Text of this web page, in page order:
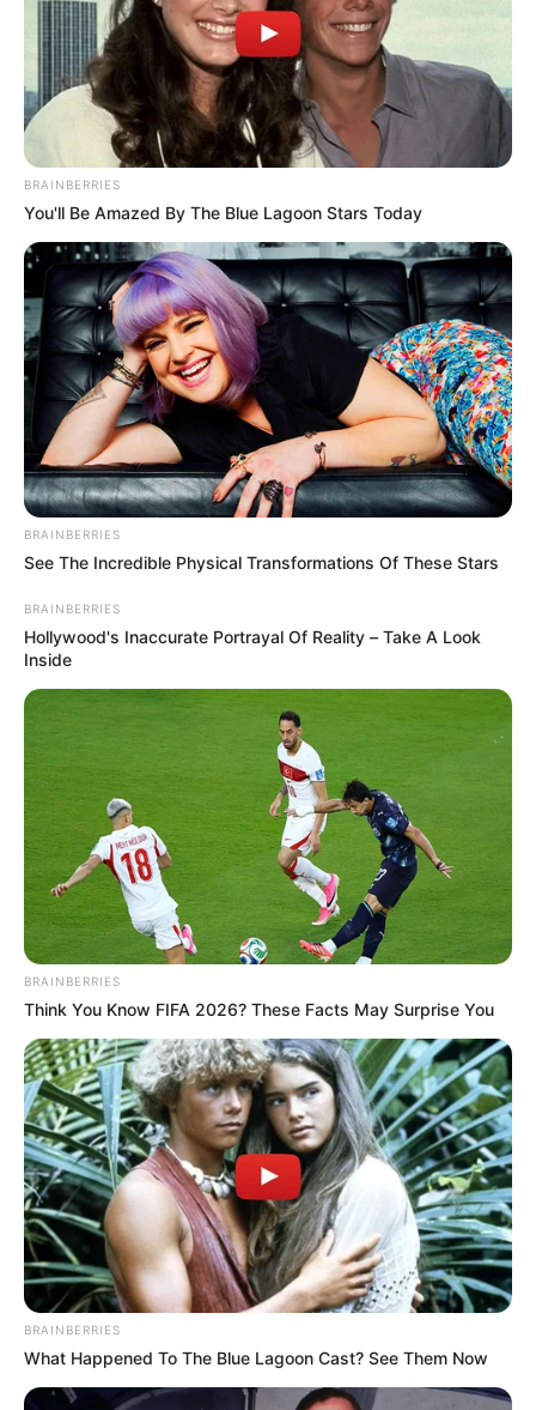
NOTICIAS ANTIOQUIA
BELLO, ANTIOQUIA
DESAPARICIÓN DE MENORES DE EDAD
DESAPARECIDOS
FISCALÍA GENERAL DE LA NACIÓN
MANTÉNGASE EN ALERTA
Tenemos todas las noticias que le
favor, active las notificaciones de Alerta.
ACTIVAR AHORA
TEMAS DESTACADOS
EMERGENCIAS POR LLUVIAS
METRO DE MEDELLÍN
ELECCIONES PRESIDENCIALES
YONDÓ - ANTIOQUIA
BRAINBERRIES
You'll Be Amazed By The Blue Lagoon Stars Today
BRAINBERRIES
See The Incredible Physical Transformations Of These Stars
BRAINBERRIES
Hollywood's Inaccurate Portrayal Of Reality – Take A Look
Inside
BRAINBERRIES
Think You Know FIFA 2026? These Facts May Surprise You
BRAINBERRIES
What Happened To The Blue Lagoon Cast? See Them Now